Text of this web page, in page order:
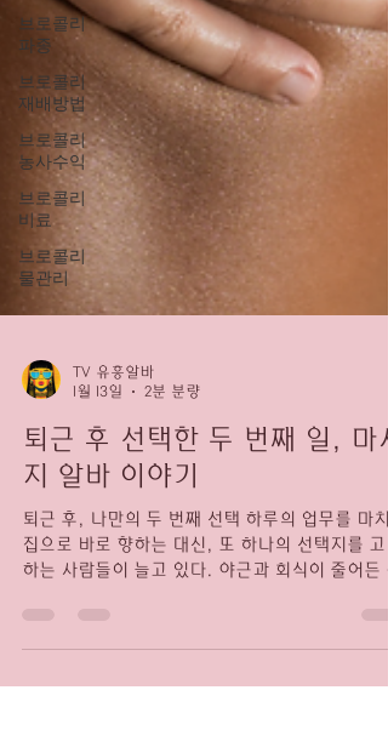
브로콜리
파종
브로콜리
재배방법
브로콜리
농사수익
브로콜리
비료
브로콜리
물관리
TV 유흥알바
1월 13일
2분 분량
퇴근 후 선택한 두 번째 일, 마
지 알바 이야기
하는 사람들이 늘고 있다. 야근과 회식이 줄어든